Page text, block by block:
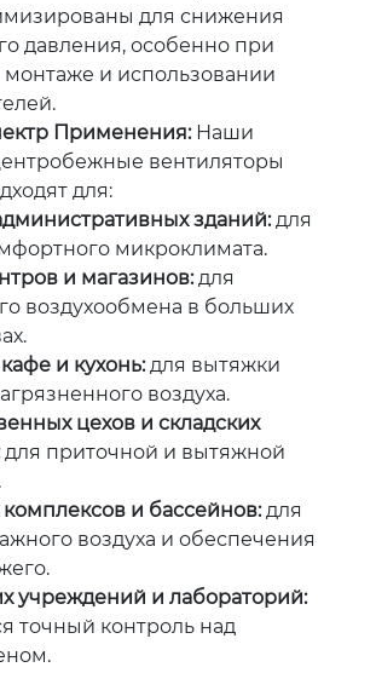
для снижения
давления, особенно при
и использовании
Применения:Наши
вентиляторы
для:
зданий:для
микроклимата.
и магазинов:для
воздухообмена в больших
и кухонь:для вытяжки
воздуха.
цехов и складских
для приточной и вытяжной
и бассейнов:для
воздуха и обеспечения
учреждений и лабораторий:
точный контроль над